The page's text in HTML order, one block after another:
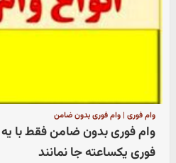
وام فوری | وام فوری بدون ضامن
وام فوری بدون ضامن فقط با
فوری یکساعته جا نمانند